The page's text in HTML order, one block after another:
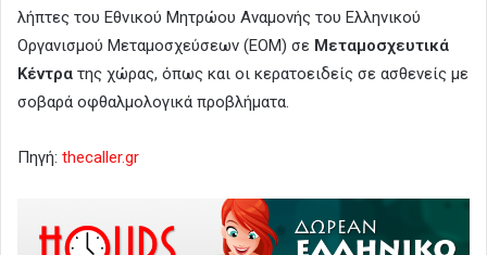
λήπτες του Εθνικού Μητρώου Αναμονής του Ελληνικού
Οργανισμού Μεταμοσχεύσεων (ΕΟΜ) σε Μεταμοσχευτικά
Κέντρα της χώρας, όπως και οι κερατοειδείς σε ασθενείς με
σοβαρά οφθαλμολογικά προβλήματα.
Πηγή: thecaller.gr